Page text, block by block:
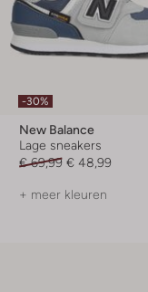
-30%
New Balance
Lage sneakers
€ 69,99 € 48,99
+ meer kleuren